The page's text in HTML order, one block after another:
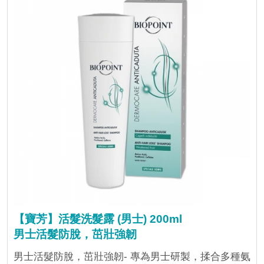
【寶芳】活髮洗髮露 (男士) 200ml
男士活髮防脫，茁壯強韌
男士活髮防脫，茁壯強韌- 專為男士研製，揉合多種氨